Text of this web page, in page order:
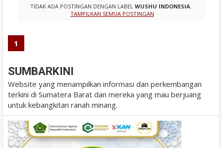
TIDAK ADA POSTINGAN DENGAN LABEL WUSHU INDONESIA.
TAMPILKAN SEMUA POSTINGAN
1
SUMBARKINI
Website yang menampilkan informasi dan perkembangan
terkini di Sumatera Barat dan mereka yang mau berjuang
untuk kebangkitan ranah minang.